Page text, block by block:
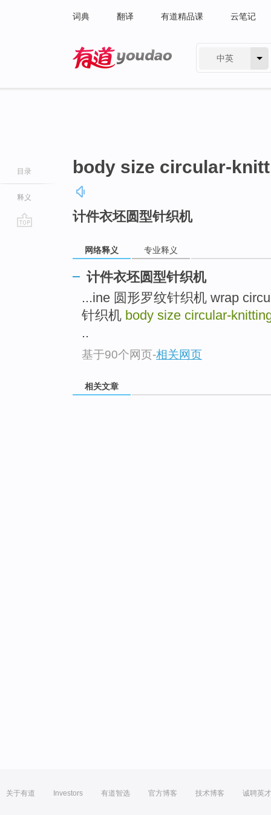
词典 翻译 有道精品课 云笔记
中英
目录
释义
body size circular-
计件衣坯圆型针织机
网络释义 专业释义
计件衣坯圆型针织机
...ine 圆形罗纹针织机 wrap
针织机 body size circular-
..
基于90个网页-相关网页
相关文章
关于有道 Investors 有道智选 官方博客 技术博客 诚聘英才